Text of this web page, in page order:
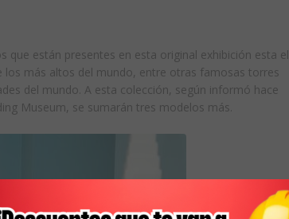
que están presentes en esta original exhibición esta el
los más altos del mundo, entre otras famosas torres
del mundo. A esta colección, según informó hace
Museum, se sumarán tres modelos más.